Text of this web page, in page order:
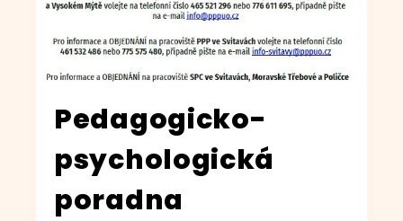
Pedagogicko-
psychologická
poradna